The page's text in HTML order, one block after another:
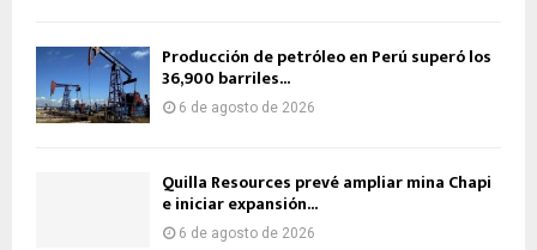
Producción de petróleo en Perú superó los
36,900 barriles...
6 de agosto de 2026
Quilla Resources prevé ampliar mina Chapi
e iniciar expansión...
6 de agosto de 2026